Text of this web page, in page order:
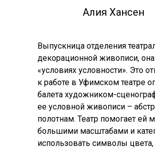
Выпускница отделения
декорационной живописи,
«условиях условности». Это
к работе в Уфимском театре
балета художником-
ее условной живописи –
полотнам. Театр помогает ей
большими масштабами и
использовать символы
Алия Хансен